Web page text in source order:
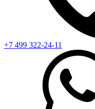
+7 499 322-24-11